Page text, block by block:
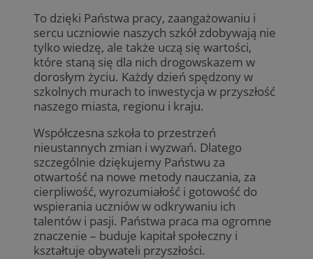
To dzięki Państwa pracy, zaangażowaniu i
sercu uczniowie naszych szkół zdobywają nie
tylko wiedzę, ale także uczą się wartości,
które staną się dla nich drogowskazem w
dorosłym życiu. Każdy dzień spędzony w
szkolnych murach to inwestycja w przyszłość
naszego miasta, regionu i kraju.
Współczesna szkoła to przestrzeń
nieustannych zmian i wyzwań. Dlatego
szczególnie dziękujemy Państwu za
otwartość na nowe metody nauczania, za
cierpliwość, wyrozumiałość i gotowość do
wspierania uczniów w odkrywaniu ich
talentów i pasji. Państwa praca ma ogromne
znaczenie – buduje kapitał społeczny i
kształtuje obywateli przyszłości.